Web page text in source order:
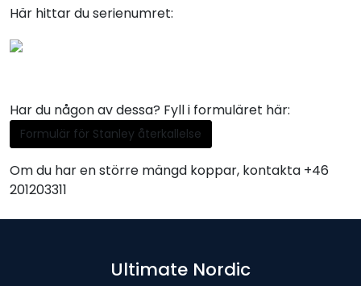
Här hittar du serienumret:
Har du någon av dessa? Fyll i formuläret här:
Formulär för Stanley återkallelse
Om du har en större mängd koppar, kontakta +46
201203311
Ultimate Nordic